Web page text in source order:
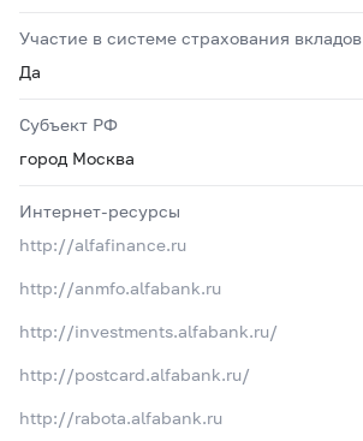
Участие в системе страхования вкладов
Да
Субъект РФ
город Москва
Интернет-ресурсы
http://alfafinance.ru
http://anmfo.alfabank.ru
http://investments.alfabank.ru/
http://postcard.alfabank.ru/
http://rabota.alfabank.ru